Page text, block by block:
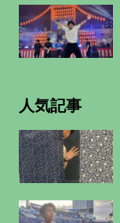
人気記事